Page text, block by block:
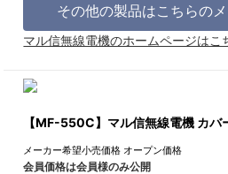
その他の製品はこちらの
マル信無線電機のホームページはこ
【MF-550C】マル信無線電機 カバ
メーカー希望小売価格 オープン価格
会員価格は会員様のみ公開